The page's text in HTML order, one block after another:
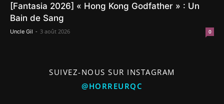
[Fantasia 2026] « Hong Kong Godfather » : Un
Bain de Sang
Uncle Gil - 3 août 2026 0
SUIVEZ-NOUS SUR INSTAGRAM
@HORREURQC